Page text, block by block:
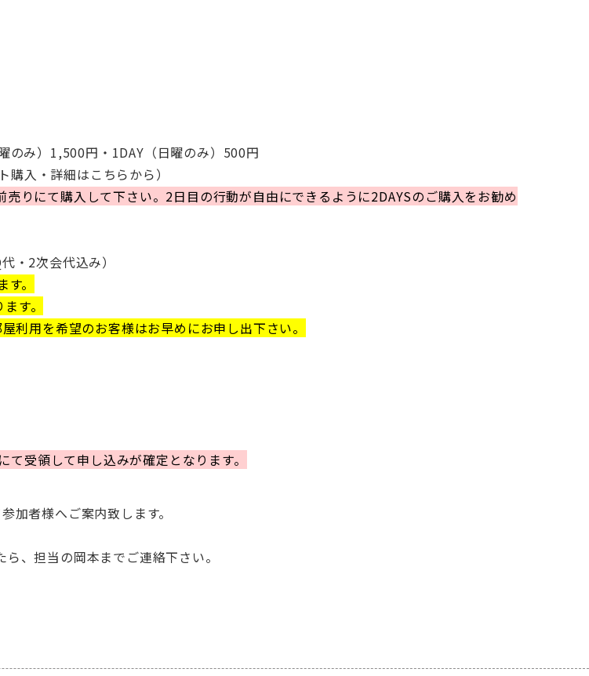
のみ）1,500円・1DAY（日曜のみ）500円
購入・詳細はこちらから）
りにて購入して下さい。2日目の行動が自由にできるように2DAYSのご購入をお勧め
・2次会代込み）
。
す。
利用を希望のお客様はお早めにお申し出下さい。
受領して申し込みが確定となります。
加者様へご案内致します。
、担当の岡本までご連絡下さい。